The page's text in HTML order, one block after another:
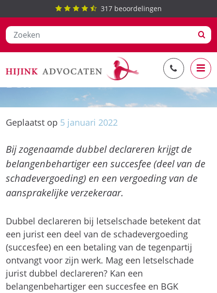
naar
de
317 beoordelingen
Dubbel declareren: succesfee en
BGK
Geplaatst op 5 januari 2022
Bij zogenaamde dubbel declareren krijgt de
belangenbehartiger een succesfee (deel van de
schadevergoeding) en een vergoeding van de
aansprakelijke verzekeraar.
Dubbel declareren bij letselschade betekent dat
een jurist een deel van de schadevergoeding
(succesfee) en een betaling van de tegenpartij
ontvangt voor zijn werk. Mag een letselschade
jurist dubbel declareren? Kan een
belangenbehartiger een succesfee en BGK